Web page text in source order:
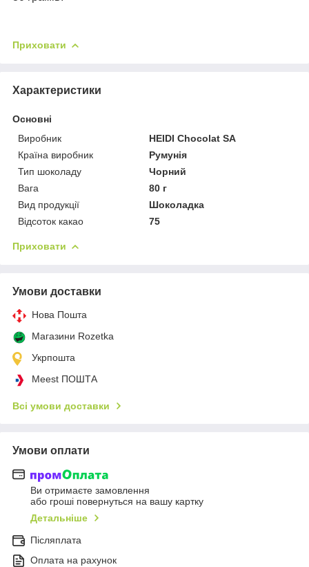
Приховати
Характеристики
Основні
Виробник
HEIDI Chocolat SA
Країна виробник
Румунія
Тип шоколаду
Чорний
Вага
80 г
Вид продукції
Шоколадка
Відсоток какао
75
Приховати
Умови доставки
Нова Пошта
Магазини Rozetka
Укрпошта
Meest ПОШТА
Всі умови доставки
Умови оплати
Ви отримаєте замовлення
або гроші повернуться на вашу картку
Детальніше
Післяплата
Оплата на рахунок